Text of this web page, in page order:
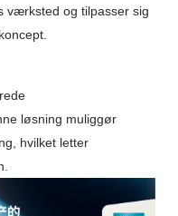
værksted og tilpasser sig
løsning muliggør
hvilket letter